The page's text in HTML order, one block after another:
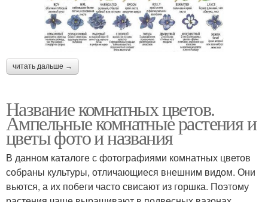
читать дальше →
Название комнатных цветов.
Ампельные комнатные растения и
цветы фото и названия
В данном каталоге с фотографиями комнатных цветов
собраны культуры, отличающиеся внешним видом. Они
вьются, а их побеги часто свисают из горшка. Поэтому